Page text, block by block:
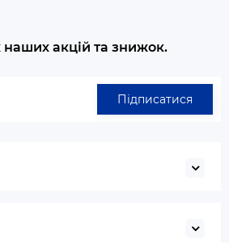
наших акцій та знижок.
Підписатися